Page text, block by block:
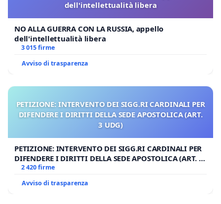
dell'intellettualità libera
NO ALLA GUERRA CON LA RUSSIA, appello
dell'intellettualità libera
3 015 firme
Avviso di trasparenza
PETIZIONE: INTERVENTO DEI SIGG.RI CARDINALI PER
DIFENDERE I DIRITTI DELLA SEDE APOSTOLICA (ART.
3 UDG)
PETIZIONE: INTERVENTO DEI SIGG.RI CARDINALI PER
DIFENDERE I DIRITTI DELLA SEDE APOSTOLICA (ART. 3
UDG)
2 420 firme
Avviso di trasparenza